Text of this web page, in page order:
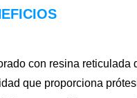
con resina reticulada
que proporciona